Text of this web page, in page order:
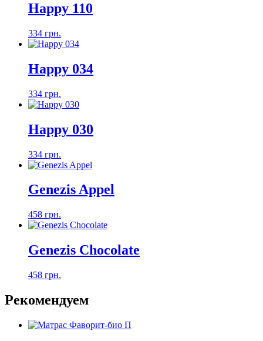
Happy 110
334 грн.
Happy 034
334 грн.
Happy 030
334 грн.
Genezis Appel
458 грн.
Genezis Chocolate
458 грн.
Рекомендуем